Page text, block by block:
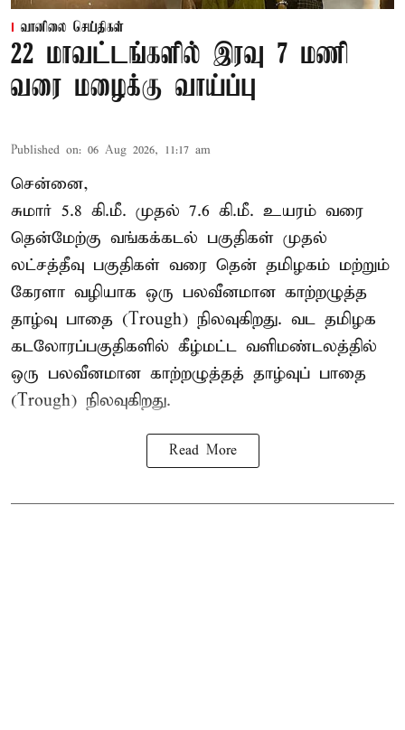
வானிலை செய்திகள்
22 மாவட்டங்களில் இரவு 7 மணி
வரை மழைக்கு வாய்ப்பு
Published on: 06 Aug 2026, 11:17 am
சென்னை,
சுமார் 5.8 கி.மீ. முதல் 7.6 கி.மீ. உயரம் வரை
தென்மேற்கு வங்கக்கடல் பகுதிகள் முதல்
லட்சத்தீவு பகுதிகள் வரை தென் தமிழகம் மற்றும்
கேரளா வழியாக ஒரு பலவீனமான காற்றழுத்த
தாழ்வு பாதை (Trough) நிலவுகிறது. வட தமிழக
கடலோரப்பகுதிகளில் கீழ்மட்ட வளிமண்டலத்தில்
ஒரு பலவீனமான காற்றழுத்தத் தாழ்வுப் பாதை
(Trough) நிலவுகிறது.
Read More